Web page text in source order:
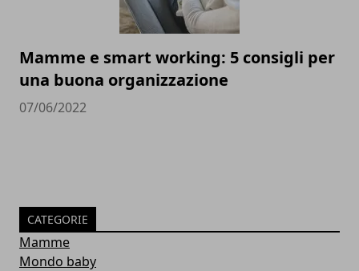
Mamme e smart working: 5 consigli per
una buona organizzazione
07/06/2022
CATEGORIE
Mamme
Mondo baby